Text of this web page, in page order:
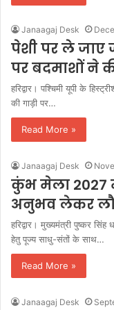
Janaagaj Desk
पेशी पर ले जाए
पर बदमाशों ने
हरिद्वार। पश्चिमी यूपी के
की गाड़ी पर…
Read More »
Janaagaj Desk
कुंभ मेला 2027
अनुभव लेकर
हरिद्वार। मुख्यमंत्री पुष्कर
हेतु पूज्य साधु-संतों के साथ…
Read More »
Janaagaj Desk